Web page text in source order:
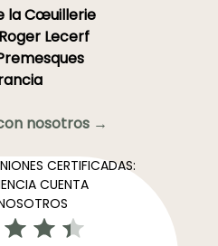
la Cœuillerie
Lecerf
nosotros →
CERTIFICADAS:
CUENTA